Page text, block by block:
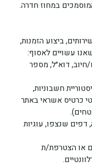
במחוז חדרה.
ביצוע הזמנות,
עשויים לאסוף:
דוא״ל, מספר
חשבוניות,
כרטיס אשראי באתר
דפים שנצפו, עוגיות
או הצטרפת/ת